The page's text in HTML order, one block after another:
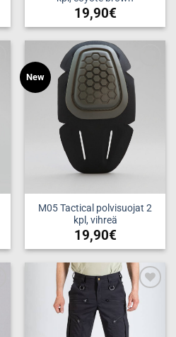
19,90€
New
Add to
wishlist
M05 Tactical polvisuojat 2
kpl, vihreä
19,90€
Add to
wishlist